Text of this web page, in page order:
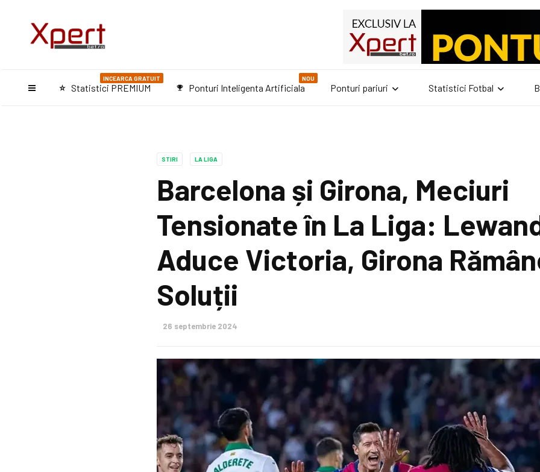
star_purple500 Statistici PREMIUM
INCEARCA GRATUIT
emoji_events Ponturi Inteligenta Artificiala
NOU
Ponturi pariuri Statistici Fotbal
STIRI LA LIGA
Barcelona și Girona, Meciuri
Tensionate în La Liga:
Aduce Victoria, Girona
Soluții
26 septembrie 2024